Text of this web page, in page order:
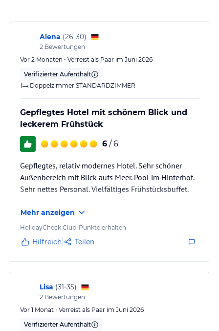
jederzeit erfrischen können.
Sport und Unterhaltung
Das Hotel verfügt über eine große Sonnenterrasse mit Pool, auf
können. In der Umgebung des Hotels gibt es zahlreiche
Möglichkeiten für sportliche Aktivitäten wie Radfahren und Tennis.
Das freundliche Personal an der Rezeption hilft den Gästen gerne
bei der Organisation von Tagesausflügen und Ausflügen rund um
die Insel Sardinien.
Hinweis:
Angaben ohne Gewähr. Bitte lies vor der Buchung die
Alena (26-30)
2 Bewertungen
Vor 2 Monaten • Verreist als Paar im Juni 2026
Verifizierter Aufenthalt
Doppelzimmer STANDARDZIMMER
Gepflegtes Hotel mit schönem Blick und
leckerem Frühstück
6 / 6
Gepflegtes, relativ modernes Hotel. Sehr schöner
Außenbereich mit Blick aufs Meer. Pool im Hinterhof.
Sehr nettes Personal. Vielfältiges Frühstücksbuffet.
Mehr anzeigen
HolidayCheck Club-Punkte erhalten
Hilfreich Teilen
Lisa (31-35)
2 Bewertungen
Vor 1 Monat • Verreist als Paar im Juni 2026
Verifizierter Aufenthalt